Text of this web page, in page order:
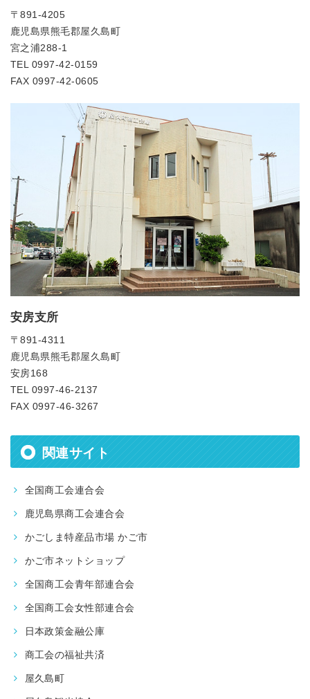
〒891-4205
鹿児島県熊毛郡屋久島町
宮之浦288-1
TEL 0997-42-0159
FAX 0997-42-0605
安房支所
〒891-4311
鹿児島県熊毛郡屋久島町
安房168
TEL 0997-46-2137
FAX 0997-46-3267
関連サイト
全国商工会連合会
鹿児島県商工会連合会
かごしま特産品市場 かご市
かご市ネットショップ
全国商工会青年部連合会
全国商工会女性部連合会
日本政策金融公庫
商工会の福祉共済
屋久島町